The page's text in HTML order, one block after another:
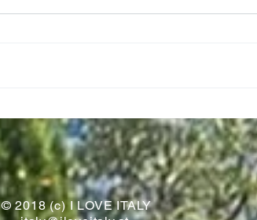
© 2018 (c) I LOVE ITALY